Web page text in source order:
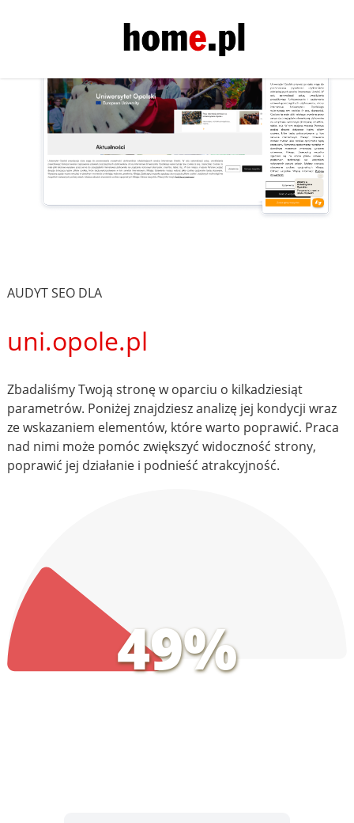
AUDYT SEO DLA
uni.opole.pl
Zbadaliśmy Twoją stronę w oparciu o kilkadziesiąt
parametrów. Poniżej znajdziesz analizę jej kondycji wraz
ze wskazaniem elementów, które warto poprawić. Praca
nad nimi może pomóc zwiększyć widoczność strony,
poprawić jej działanie i podnieść atrakcyjność.
49%